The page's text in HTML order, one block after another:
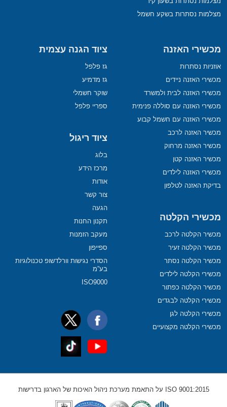
מצלמות נסתרות בשקע חשמל
מכשירי האזנה
אוזניות נסתרות
מכשירי האזנה ניידים
מכשירי האזנה לבית ולמשרד
מכשירי האזנה עם סוללה פנימית
מכשירי האזנה עם חשמל קבוע
מכשיר האזנה לרכב
מכשיר האזנה מרחוק
מכשיר האזנה קטן
מכשירי האזנה לילדים
בדיקת האזנה לטלפון
מכשירי הקלטה
מכשיר הקלטה לרכב
מכשיר הקלטה זעיר
מכשיר הקלטה נסתר
מכשירי הקלטה לילדים
מכשיר הקלטה כפתור
מכשירי הקלטה לבגדים
מכשירי הקלטה לגן
מכשירי הקלטה מקצועיים
ציוד הגנה עצמית
גז פלפל
גז מדמיע
שוקר חשמלי
ספריי פלפל
ציוד ריגול
בלוג
מרכז הידע
אודות
צור קשר
הגעה
תקנון החנות
מעקב הזמנות
ספייפון
הסדרי נגישות וורלדשופ טכנולוגיות
בע”מ
ISO9000
ISO 9001:2015 על התאמת מערכת ניהול האיכות של הארגון בדרישות